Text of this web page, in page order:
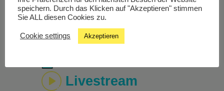
Radio 94.4!
Livestream
speichern. Durch das Klicken auf "Akzeptieren" stimmen
Sie ALL diesen Cookies zu.
Cookie settings Akzeptieren